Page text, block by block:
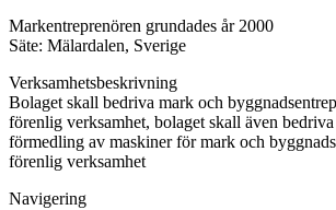
Markentreprenören grundades år 2000
Säte: Mälardalen, Sverige
Verksamhetsbeskrivning
Bolaget skall bedriva mark och
förenlig verksamhet, bolaget skall även
förmedling av maskiner för mark och
förenlig verksamhet
Navigering